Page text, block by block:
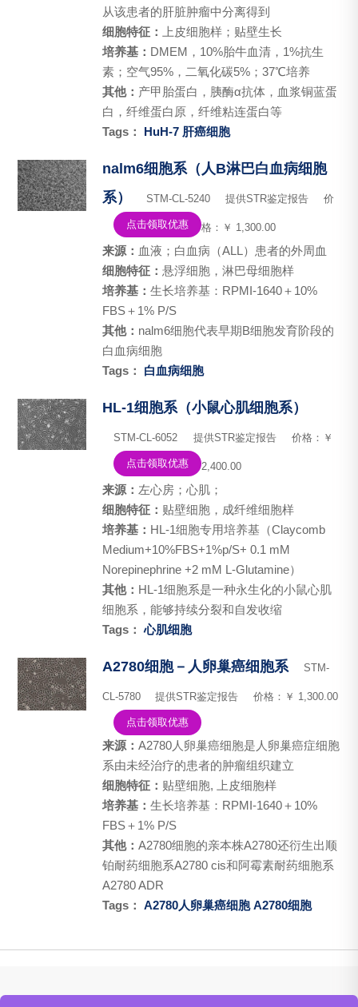
从该患者的肝脏肿瘤中分离得到
细胞特征：
​上皮细胞样；贴壁生长
培养基： DMEM，10%胎牛血清，1%抗生
素；空气95%，二氧化碳5%；37℃培养
其他： 产甲胎蛋白，胰酶α抗体，血浆铜蓝蛋
白，纤维蛋白原，纤维粘连蛋白等
Tags：
HuH-7 肝癌细胞
nalm6细胞系（人B淋巴白血病细胞
系）
STM-CL-5240 提供STR鉴定报告 价
格：￥ 1,300.00
点击领取优惠
来源： 血液；白血病（ALL）患者的外周血
细胞特征： 悬浮细胞，淋巴母细胞样
培养基： 生长培养基：RPMI-1640＋10%
FBS＋1% P/S
其他： nalm6细胞代表早期B细胞发育阶段的
白血病细胞
Tags：
白血病细胞
HL-1细胞系（小鼠心肌细胞系）
STM-CL-6052 提供STR鉴定报告 价格：￥
2,400.00
点击领取优惠
来源： 左心房；心肌；
细胞特征： 贴壁细胞，成纤维细胞样
培养基： HL-1细胞专用培养基（Claycomb
Medium+10%FBS+1%p/S+ 0.1 mM
Norepinephrine +2 mM L-Glutamine）
其他： HL-1细胞系是一种永生化的小鼠心肌
细胞系，能够持续分裂和自发收缩
Tags： 心肌细胞
A2780细胞－人卵巢癌细胞系 STM-
CL-5780 提供STR鉴定报告 价格：￥ 1,300.00
点击领取优惠
来源： A2780人卵巢癌细胞是人卵巢癌症细胞
系由未经治疗的患者的肿瘤组织建立
细胞特征： 贴壁细胞, 上皮细胞样
培养基： 生长培养基：RPMI-1640＋10%
FBS＋1% P/S
其他： A2780细胞的亲本株A2780还衍生出顺
铂耐药细胞系A2780 cis和阿霉素耐药细胞系
A2780 ADR
Tags： A2780人卵巢癌细胞 A2780细胞